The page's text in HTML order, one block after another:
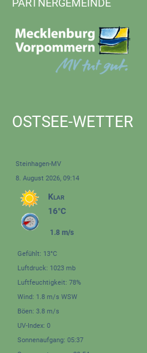
PARTNERGEMEINDE
OSTSEE-WETTER
Steinhagen-MV
8. August 2026, 09:14
Klar
16°C
1.8 m/s
Gefühlt: 13°C
Luftdruck: 1023 mb
Luftfeuchtigkeit: 78%
Wind: 1.8 m/s WSW
Böen: 3.8 m/s
UV-Index: 0
Sonnenaufgang: 05:37